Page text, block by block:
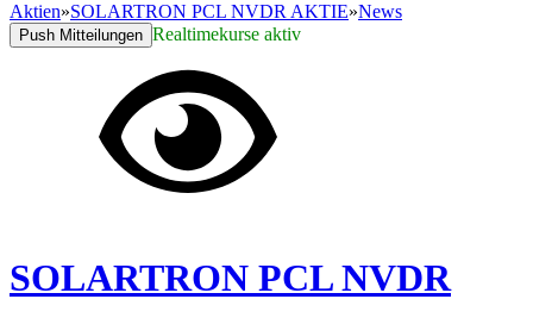
Aktien»SOLARTRON PCL NVDR AKTIE»News
Push Mitteilungen Realtimekurse aktiv
SOLARTRON PCL NVDR